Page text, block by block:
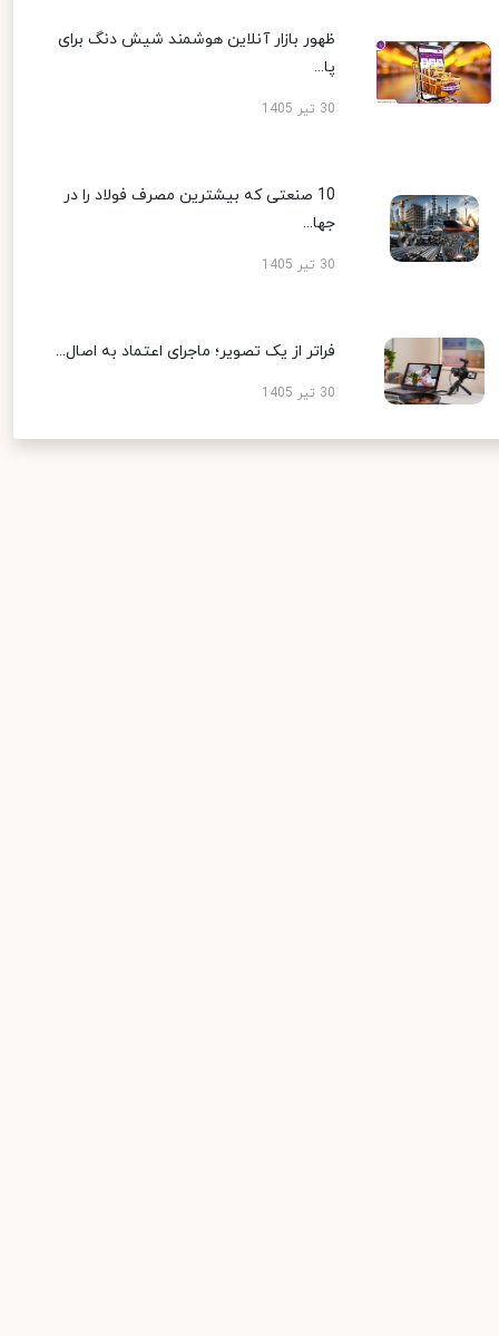
ظهور بازار آنلاین هوشمند شیش دنگ برای
پا...
30 تیر 1405
10 صنعتی که بیشترین مصرف فولاد را در
جها...
30 تیر 1405
فراتر از یک تصویر؛ ماجرای اعتماد به اصال...
30 تیر 1405